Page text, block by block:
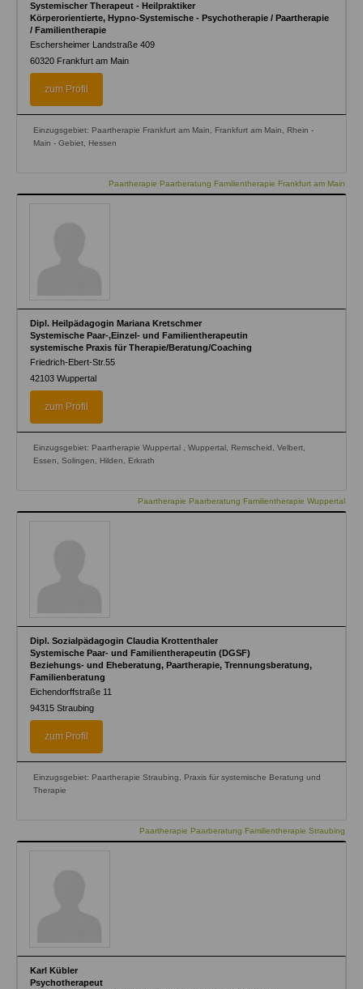
Systemischer Therapeut - Heilpraktiker
Körperorientierte, Hypno-Systemische - Psychotherapie / Paartherapie
/ Familientherapie
Eschersheimer Landstraße 409
60320 Frankfurt am Main
zum Profil
Einzugsgebiet: Paartherapie Frankfurt am Main, Frankfurt am Main, Rhein -
Main - Gebiet, Hessen
Paartherapie Paarberatung Familientherapie Frankfurt am Main
Dipl. Heilpädagogin Mariana Kretschmer
Systemische Paar-,Einzel- und Familientherapeutin
systemische Praxis für Therapie/Beratung/Coaching
Friedrich-Ebert-Str.55
42103 Wuppertal
zum Profil
Einzugsgebiet: Paartherapie Wuppertal , Wuppertal, Remscheid, Velbert,
Essen, Solingen, Hilden, Erkrath
Paartherapie Paarberatung Familientherapie Wuppertal
Dipl. Sozialpädagogin Claudia Krottenthaler
Systemische Paar- und Familientherapeutin (DGSF)
Beziehungs- und Eheberatung, Paartherapie, Trennungsberatung,
Familienberatung
Eichendorffstraße 11
94315 Straubing
zum Profil
Einzugsgebiet: Paartherapie Straubing, Praxis für systemische Beratung und
Therapie
Paartherapie Paarberatung Familientherapie Straubing
Karl Kübler
Psychotherapeut